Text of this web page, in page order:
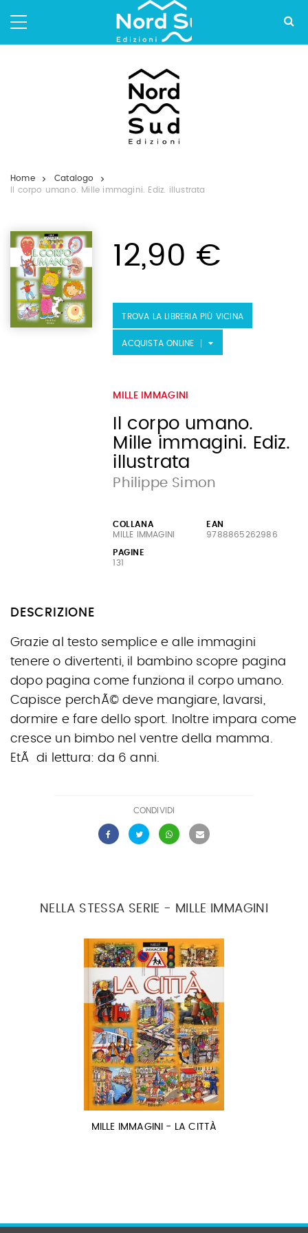
Home
Catalogo
Il corpo umano. Mille immagini. Ediz. illustrata
12,90 €
TROVA LA LIBRERIA PIÙ VICINA
ACQUISTA ONLINE
MILLE IMMAGINI
Il corpo umano.
Mille immagini. Ediz.
illustrata
Philippe Simon
COLLANA
MILLE IMMAGINI
EAN
9788865262986
PAGINE
131
DESCRIZIONE
Grazie al testo semplice e alle immagini
tenere o divertenti, il bambino scopre pagina
dopo pagina come funziona il corpo umano.
Capisce perchÃ© deve mangiare, lavarsi,
dormire e fare dello sport. Inoltre impara come
cresce un bimbo nel ventre della mamma.
EtÃ di lettura: da 6 anni.
CONDIVIDI
NELLA STESSA SERIE - MILLE IMMAGINI
MILLE IMMAGINI - LA CITTÀ